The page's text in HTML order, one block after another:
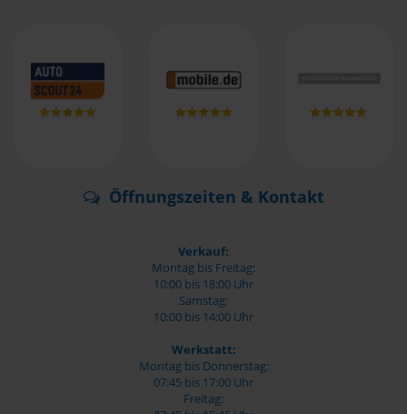
Öffnungszeiten & Kontakt
Verkauf:
Montag bis Freitag:
10:00 bis 18:00 Uhr
Samstag:
10:00 bis 14:00 Uhr
Werkstatt:
Montag bis Donnerstag:
07:45 bis 17:00 Uhr
Freitag: